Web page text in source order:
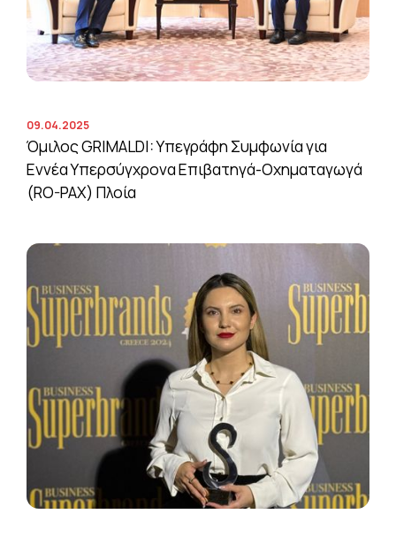
09.04.2025
Όμιλος GRIMALDI: Υπεγράφη Συμφωνία για
Εννέα Υπερσύγχρονα Επιβατηγά-Οχηματαγωγά
(RO-PAX) Πλοία